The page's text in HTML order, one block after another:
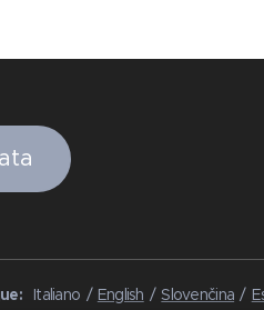
Italiano English Slovenčina